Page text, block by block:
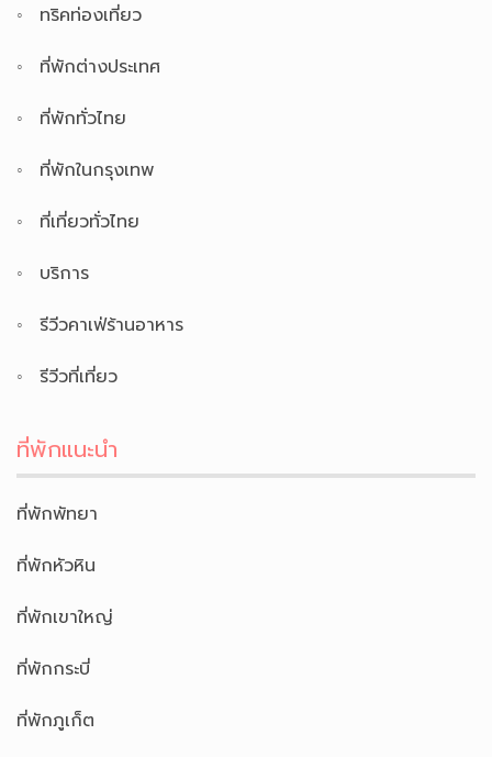
ทริคท่องเที่ยว
ที่พักต่างประเทศ
ที่พักทั่วไทย
ที่พักในกรุงเทพ
ที่เที่ยวทั่วไทย
บริการ
รีวีวคาเฟ่ร้านอาหาร
รีวีวที่เที่ยว
ที่พักแนะนำ
ที่พักพัทยา
ที่พักหัวหิน
ที่พักเขาใหญ่
ที่พักกระบี่
ที่พักภูเก็ต